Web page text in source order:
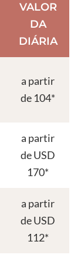
VALOR
DA
DIÁRIA
a partir
de 104*
a partir
de USD
170*
a partir
de USD
112*